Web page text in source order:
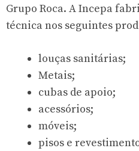
Grupo Roca. A Incepa
técnica nos seguintes
louças sanitárias;
Metais;
cubas de apoio;
acessórios;
móveis;
pisos e